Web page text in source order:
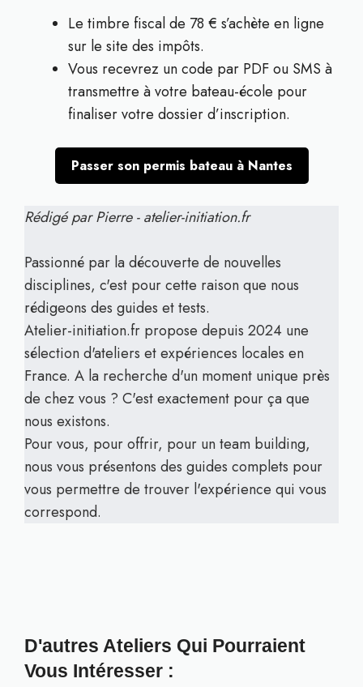
Le timbre fiscal de 78 € s’achète en ligne
sur le site des impôts.
Vous recevrez un code par PDF ou SMS à
transmettre à votre bateau-école pour
finaliser votre dossier d’inscription.
Passer son permis bateau à Nantes
Rédigé par Pierre - atelier-initiation.fr
Passionné par la découverte de nouvelles
disciplines, c'est pour cette raison que nous
rédigeons des guides et tests.
Atelier-initiation.fr propose depuis 2024 une
sélection d'ateliers et expériences locales en
France. A la recherche d'un moment unique près
de chez vous ? C'est exactement pour ça que
nous existons.
Pour vous, pour offrir, pour un team building,
nous vous présentons des guides complets pour
vous permettre de trouver l'expérience qui vous
correspond.
D'autres Ateliers Qui Pourraient
Vous Intéresser :